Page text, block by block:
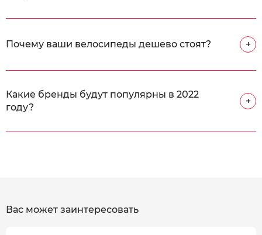
Почему ваши велосипеды дешево стоят? +
Какие бренды будут популярны в 2022
году?
+
Вас может заинтересовать